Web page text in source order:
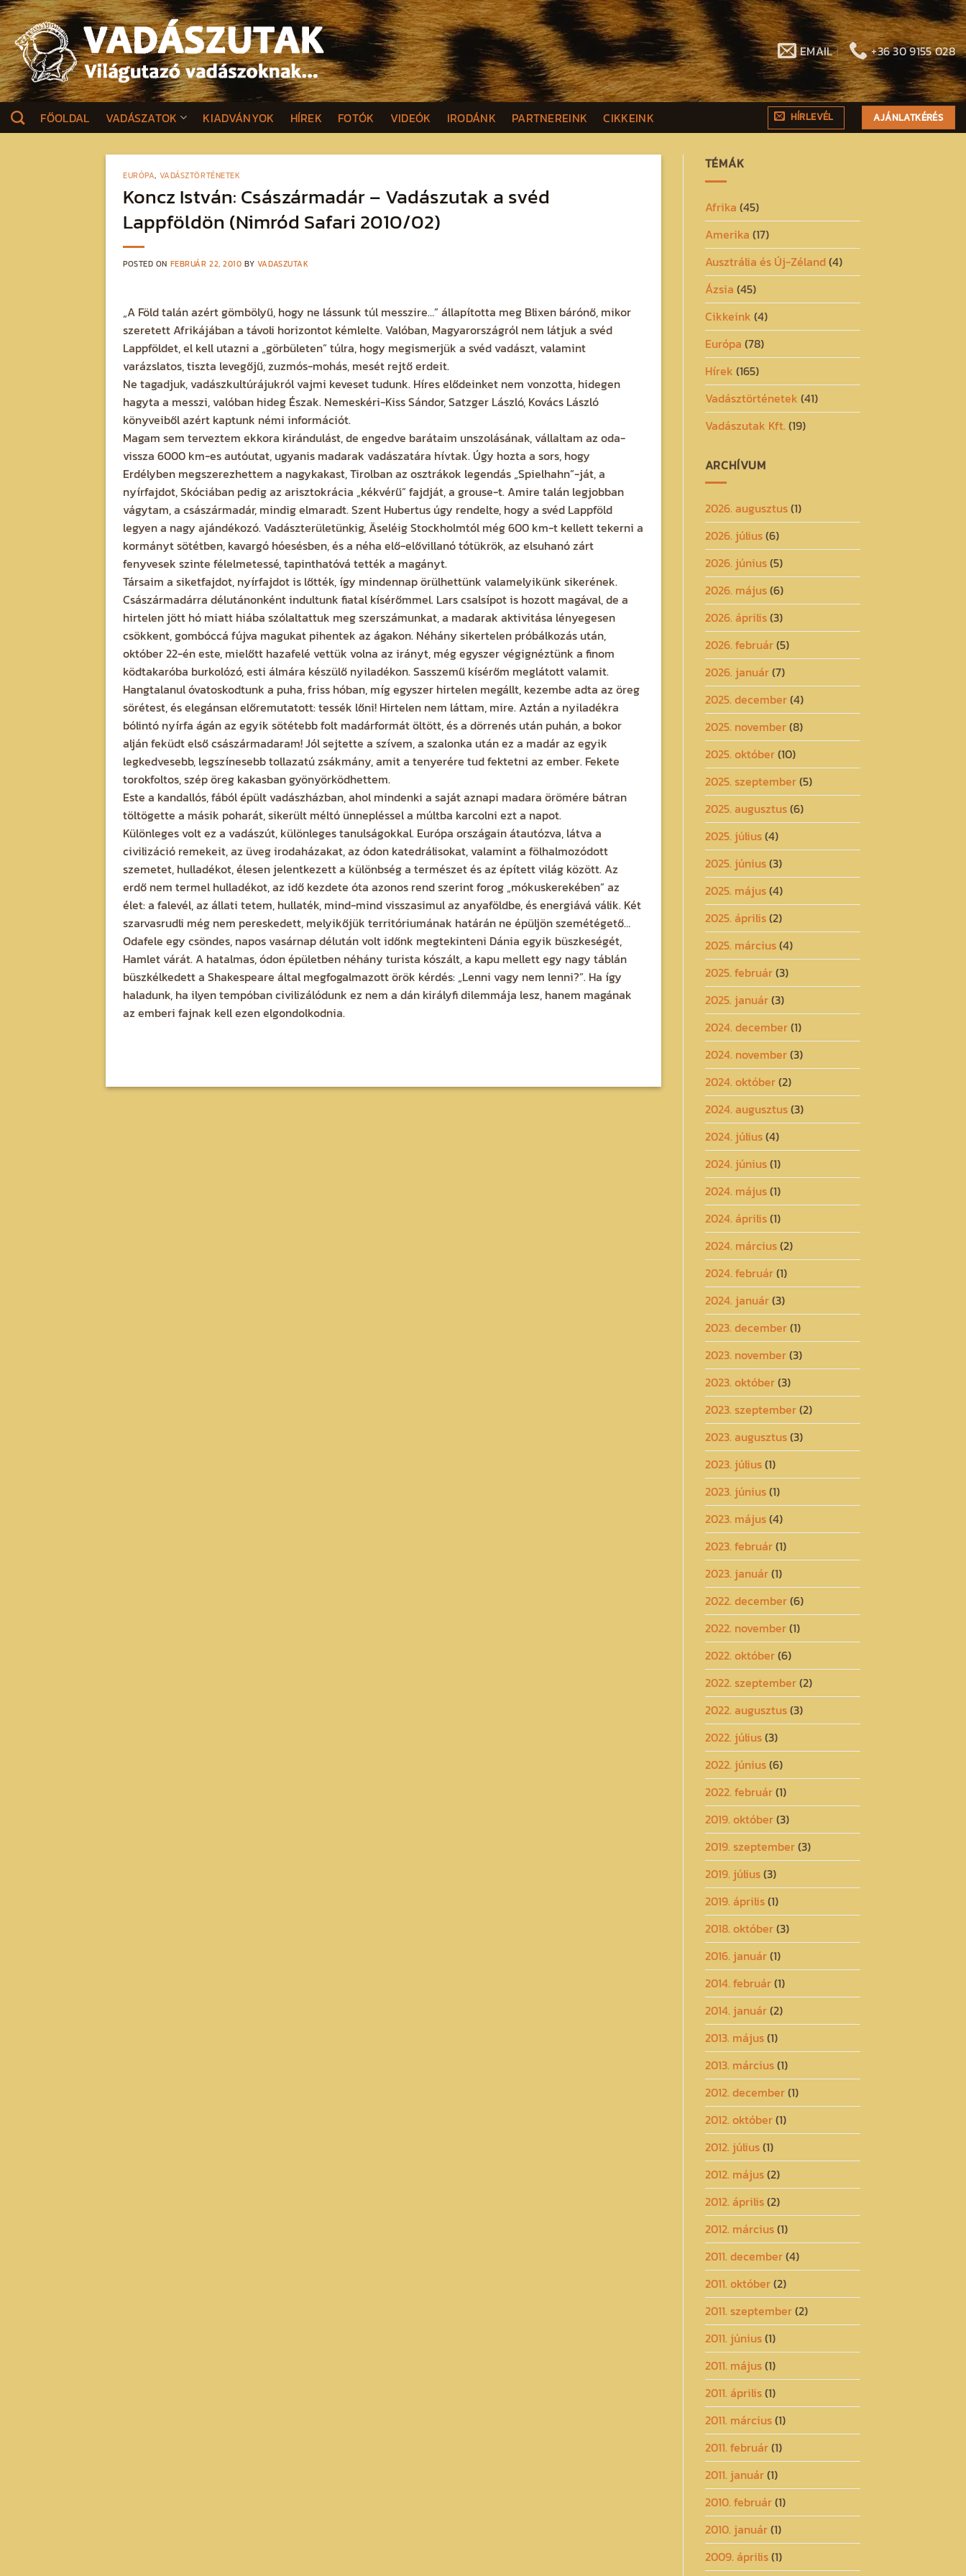
Skip
to
content
EMAIL +36 30 9155 028
FŐOLDAL VADÁSZATOK KIADVÁNYOK HÍREK FOTÓK VIDEÓK IRODÁNK PARTNEREINK CIKKEINK HÍRLEVÉL AJÁNLATKÉRÉS
EURÓPA, VADÁSZTÖRTÉNETEK
Koncz István: Császármadár – Vadászutak a svéd
Lappföldön (Nimród Safari 2010/02)
POSTED ON FEBRUÁR 22, 2010 BY VADASZUTAK
„A Föld talán azért gömbölyű, hogy ne lássunk túl messzire…” állapította meg Blixen bárónő, mikor
szeretett Afrikájában a távoli horizontot kémlelte. Valóban, Magyarországról nem látjuk a svéd
Lappföldet, el kell utazni a „görbületen” túlra, hogy megismerjük a svéd vadászt, valamint
varázslatos, tiszta levegőjű, zuzmós-mohás, mesét rejtő erdeit.
Ne tagadjuk, vadászkultúrájukról vajmi keveset tudunk. Híres elődeinket nem vonzotta, hidegen
hagyta a messzi, valóban hideg Észak. Nemeskéri-Kiss Sándor, Satzger László, Kovács László
könyveiből azért kaptunk némi információt.
Magam sem terveztem ekkora kirándulást, de engedve barátaim unszolásának, vállaltam az oda-
vissza 6000 km-es autóutat, ugyanis madarak vadászatára hívtak. Úgy hozta a sors, hogy
Erdélyben megszerezhettem a nagykakast, Tirolban az osztrákok legendás „Spielhahn”-ját, a
nyírfajdot, Skóciában pedig az arisztokrácia „kékvérű” fajdját, a grouse-t. Amire talán legjobban
vágytam, a császármadár, mindig elmaradt. Szent Hubertus úgy rendelte, hogy a svéd Lappföld
legyen a nagy ajándékozó. Vadászterületünkig, Äseléig Stockholmtól még 600 km-t kellett tekerni a
kormányt sötétben, kavargó hóesésben, és a néha elő-elővillanó tótükrök, az elsuhanó zárt
fenyvesek szinte félelmetessé, tapinthatóvá tették a magányt.
Társaim a siketfajdot, nyírfajdot is lőtték, így mindennap örülhettünk valamelyikünk sikerének.
Császármadárra délutánonként indultunk fiatal kísérőmmel. Lars csalsípot is hozott magával, de a
hirtelen jött hó miatt hiába szólaltattuk meg szerszámunkat, a madarak aktivitása lényegesen
csökkent, gombóccá fújva magukat pihentek az ágakon. Néhány sikertelen próbálkozás után,
október 22-én este, mielőtt hazafelé vettük volna az irányt, még egyszer végignéztünk a finom
ködtakaróba burkolózó, esti álmára készülő nyiladékon. Sasszemű kísérőm meglátott valamit.
Hangtalanul óvatoskodtunk a puha, friss hóban, míg egyszer hirtelen megállt, kezembe adta az öreg
sörétest, és elegánsan előremutatott: tessék lőni! Hirtelen nem láttam, mire. Aztán a nyiladékra
bólintó nyírfa ágán az egyik sötétebb folt madárformát öltött, és a dörrenés után puhán, a bokor
alján feküdt első császármadaram! Jól sejtette a szívem, a szalonka után ez a madár az egyik
legkedvesebb, legszínesebb tollazatú zsákmány, amit a tenyerére tud fektetni az ember. Fekete
torokfoltos, szép öreg kakasban gyönyörködhettem.
Este a kandallós, fából épült vadászházban, ahol mindenki a saját aznapi madara örömére bátran
töltögette a másik poharát, sikerült méltó ünnepléssel a múltba karcolni ezt a napot.
Különleges volt ez a vadászút, különleges tanulságokkal. Európa országain átautózva, látva a
civilizáció remekeit, az üveg irodaházakat, az ódon katedrálisokat, valamint a fölhalmozódott
szemetet, hulladékot, élesen jelentkezett a különbség a természet és az épített világ között. Az
erdő nem termel hulladékot, az idő kezdete óta azonos rend szerint forog „mókuskerekében” az
élet: a falevél, az állati tetem, hullaték, mind-mind visszasimul az anyaföldbe, és energiává válik. Két
szarvasrudli még nem pereskedett, melyikőjük territóriumának határán ne épüljön szemétégető…
Odafele egy csöndes, napos vasárnap délután volt időnk megtekinteni Dánia egyik büszkeségét,
Hamlet várát. A hatalmas, ódon épületben néhány turista kószált, a kapu mellett egy nagy táblán
büszkélkedett a Shakespeare által megfogalmazott örök kérdés: „Lenni vagy nem lenni?”. Ha így
haladunk, ha ilyen tempóban civilizálódunk ez nem a dán királyfi dilemmája lesz, hanem magának
az emberi fajnak kell ezen elgondolkodnia.
TÉMÁK
Afrika (45)
Amerika (17)
Ausztrália és Új-Zéland(4)
Ázsia (45)
Cikkeink (4)
Európa (78)
Hírek (165)
Vadásztörténetek (41)
Vadászutak Kft. (19)
ARCHÍVUM
2026. augusztus(1)
2026. július(6)
2026. június(5)
2026. május(6)
2026. április(3)
2026. február(5)
2026. január(7)
2025. december(4)
2025. november(8)
2025. október(10)
2025. szeptember(5)
2025. augusztus(6)
2025. július(4)
2025. június(3)
2025. május(4)
2025. április(2)
2025. március(4)
2025. február(3)
2025. január(3)
2024. december(1)
2024. november(3)
2024. október(2)
2024. augusztus(3)
2024. július(4)
2024. június(1)
2024. május(1)
2024. április(1)
2024. március(2)
2024. február(1)
2024. január(3)
2023. december(1)
2023. november(3)
2023. október(3)
2023. szeptember(2)
2023. augusztus(3)
2023. július(1)
2023. június(1)
2023. május(4)
2023. február(1)
2023. január(1)
2022. december(6)
2022. november(1)
2022. október(6)
2022. szeptember(2)
2022. augusztus(3)
2022. július(3)
2022. június(6)
2022. február(1)
2019. október(3)
2019. szeptember(3)
2019. július(3)
2019. április(1)
2018. október(3)
2016. január(1)
2014. február(1)
2014. január(2)
2013. május(1)
2013. március(1)
2012. december(1)
2012. október(1)
2012. július(1)
2012. május(2)
2012. április(2)
2012. március(1)
2011. december(4)
2011. október(2)
2011. szeptember(2)
2011. június(1)
2011. május(1)
2011. április(1)
2011. március(1)
2011. február(1)
2011. január(1)
2010. február(1)
2010. január(1)
2009. április(1)